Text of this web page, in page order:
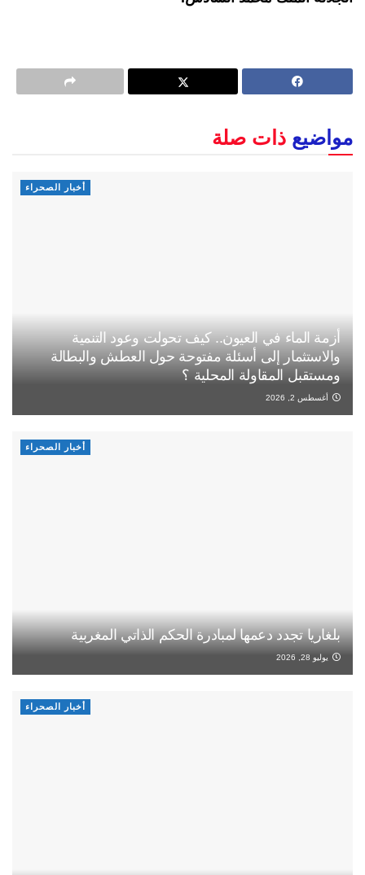
مواضيع ذات صلة
أخبار الصحراء
أزمة الماء في العيون.. كيف تحولت وعود التنمية
والاستثمار إلى أسئلة مفتوحة حول العطش والبطالة
ومستقبل المقاولة المحلية ؟
أغسطس 2, 2026
أخبار الصحراء
بلغاريا تجدد دعمها لمبادرة الحكم الذاتي المغربية
يوليو 28, 2026
أخبار الصحراء